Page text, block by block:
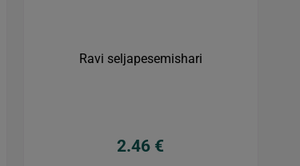
Ravi seljapesemishari
2.46 €